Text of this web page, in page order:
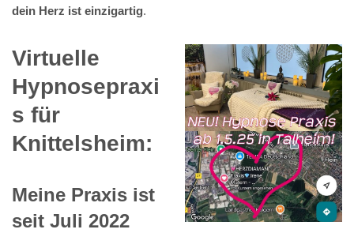
dein Herz ist einzigartig.
Virtuelle
Hypnosepraxi
s für
Knittelsheim:
Meine Praxis ist
seit Juli 2022